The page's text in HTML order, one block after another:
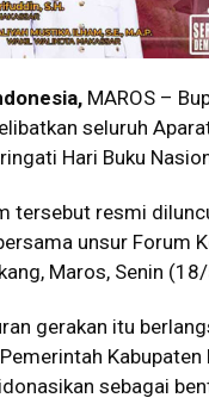
MAROS –
seluruh
Hari Buku
tersebut resmi
unsur Forum
Maros, Senin
gerakan itu
sebagai